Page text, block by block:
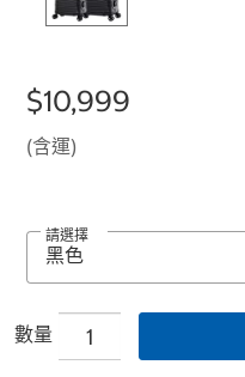
$10,999
(含運)
請選擇
數量